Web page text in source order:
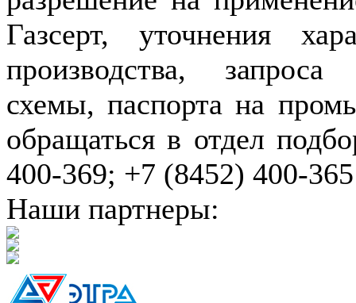
Газсерт, уточнения
производства,
схемы, паспорта на
обращаться в отдел
400-369; +7 (8452) 400-365
Наши партнеры: